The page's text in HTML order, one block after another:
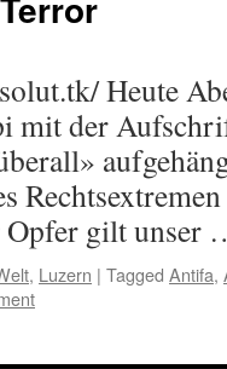
Heute
mit der
Opfer gilt
, Luzern | Tagged Antifa,